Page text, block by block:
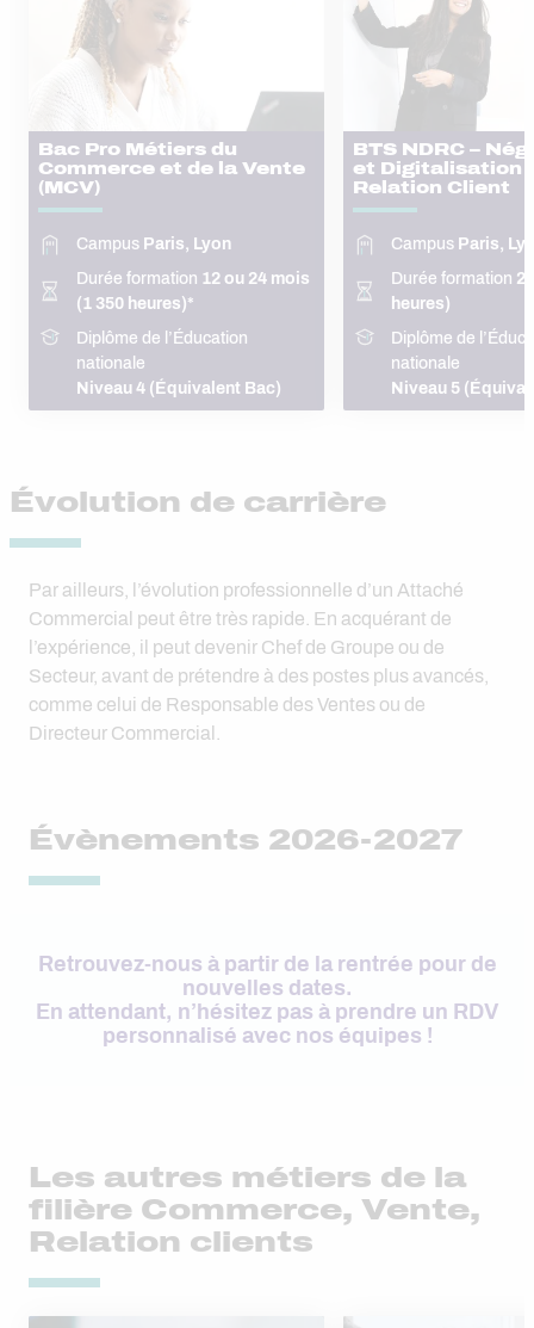
Bac Pro Métiers du
Commerce et de la Vente
(MCV)
Campus Paris, Lyon
Durée formation 12 ou 24 mois
(1 350 heures)*
Diplôme de l’Éducation
nationale
Niveau 4 (Équivalent Bac)
BTS NDRC –
et Digitalisation
Relation Client
Campus Paris,
Durée formation
heures)
Diplôme de
nationale
Niveau 5
Évolution de carrière
Par ailleurs, l’évolution professionnelle d’un Attaché
Commercial peut être très rapide. En acquérant de
l’expérience, il peut devenir Chef de Groupe ou de
Secteur, avant de prétendre à des postes plus avancés,
comme celui de Responsable des Ventes ou de
Directeur Commercial.
Évènements 2026-2027
Retrouvez-nous à partir de la rentrée pour de
nouvelles dates.
En attendant, n’hésitez pas à prendre un RDV
personnalisé avec nos équipes !
Les autres métiers de la
filière Commerce, Vente,
Relation clients